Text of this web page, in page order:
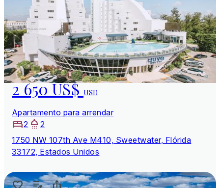
2 650 US$USD
Apartamento para arrendar
2
2
1750 NW 107th Ave M410, Sweetwater, Flórida
33172, Estados Unidos